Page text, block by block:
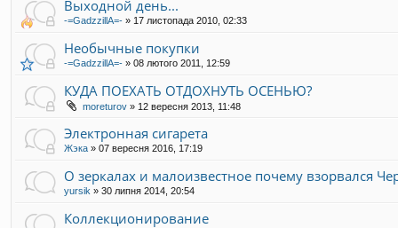
Выходной день...
-=GadzzillA=- » 17 листопада 2010, 02:33
Необычные покупки
-=GadzzillA=- » 08 лютого 2011, 12:59
КУДА ПОЕХАТЬ ОТДОХНУТЬ ОСЕНЬЮ?
moreturov » 12 вересня 2013, 11:48
Электронная сигарета
Жэка » 07 вересня 2016, 17:19
О зеркалах и малоизвестное почему взорвался
yursik » 30 липня 2014, 20:54
Коллекционирование